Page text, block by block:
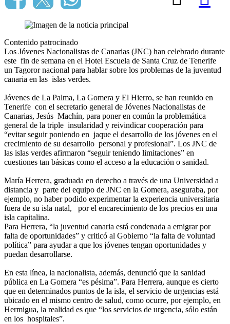
Contenido patrocinado
Los Jóvenes Nacionalistas de Canarias (JNC) han celebrado durante
este fin de semana en el Hotel Escuela de Santa Cruz de Tenerife
un Tagoror nacional para hablar sobre los problemas de la juventud
canaria en las islas verdes.
Jóvenes de La Palma, La Gomera y El Hierro, se han reunido en
Tenerife con el secretario general de Jóvenes Nacionalistas de
Canarias, Jesús Machín, para poner en común la problemática
general de la triple insularidad y reivindicar cooperación para
“evitar seguir poniendo en jaque el desarrollo de los jóvenes en el
crecimiento de su desarrollo personal y profesional”. Los JNC de
las islas verdes afirmaron “seguir teniendo limitaciones” en
cuestiones tan básicas como el acceso a la educación o sanidad.
María Herrera, graduada en derecho a través de una Universidad a
distancia y parte del equipo de JNC en la Gomera, aseguraba, por
ejemplo, no haber podido experimentar la experiencia universitaria
fuera de su isla natal, por el encarecimiento de los precios en una
isla capitalina.
Para Herrera, “la juventud canaria está condenada a emigrar por
falta de oportunidades” y criticó al Gobierno “la falta de voluntad
política” para ayudar a que los jóvenes tengan oportunidades y
puedan desarrollarse.
En esta línea, la nacionalista, además, denunció que la sanidad
pública en La Gomera “es pésima”. Para Herrera, aunque es cierto
que en determinados puntos de la isla, el servicio de urgencias está
ubicado en el mismo centro de salud, como ocurre, por ejemplo, en
Hermigua, la realidad es que “los servicios de urgencia, sólo están
en los hospitales”.